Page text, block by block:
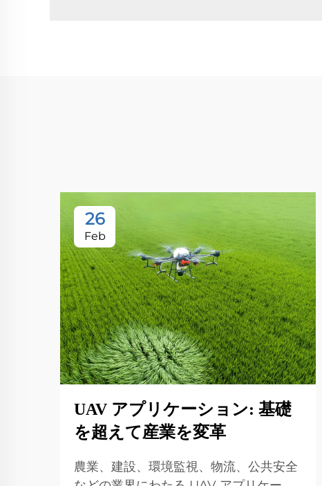
26
Feb
UAV アプリケーション: 基礎
を超えて産業を変革
農業、建設、環境監視、物流、公共安全